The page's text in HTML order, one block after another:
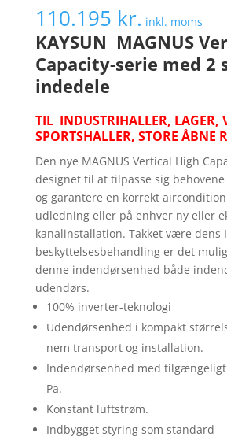
110.195 kr. inkl. moms
KAYSUN MAGNUS
Capacity-serie med 2
indedele
TIL INDUSTRIHALLER, LAGER,
SPORTSHALLER, STORE ÅBNE
Den nye MAGNUS Vertical High
designet til at tilpasse sig
og garantere en korrekt
udledning eller på enhver ny eller
kanalinstallation. Takket være dens
beskyttelsesbehandling er det
denne indendørsenhed både
udendørs.
100% inverter-teknologi
Udendørsenhed i kompakt
nem transport og installation.
Indendørsenhed med
Pa.
Konstant luftstrøm.
Indbygget styring som standard